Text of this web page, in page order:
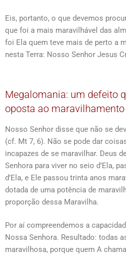
Eis, portanto, o que devemos
que foi a mais maravilhável das
foi Ela quem teve mais de perto a
nesta Terra: Nosso Senhor Jesus
Megalomania: um defeito
oposta ao maravilhamento
Nosso Senhor disse que não se
(cf. Mt 7, 6). Não se pode dar
incapazes de se maravilhar. Deus
Senhora para viver no seio d’Ela,
d’Ela, e Ele passou trinta anos
dotada de uma potência de
proporção dessa Maravilha.
Por aí compreendemos a
Nossa Senhora. Resultado: todas
maravilhosa, porque quem A